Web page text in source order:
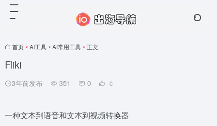
首页 • AI工具 • AI常用工具 • 正文
Fliki
3年前发布 351 0 0
一种文本到语音和文本到视频转换器